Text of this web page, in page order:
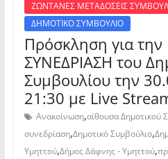
ΖΩΝΤΑΝΕΣ ΜΕΤΑΔΟΣΕΙΣ
ΔΗΜΟΤΙΚΟ ΣΥΜΒΟΥΛΙΟ
Πρόσκληση για
ΣΥΝΕΔΡΙΑΣΗ του
Συμβουλίου την
21:30 με Live
Ανακοίνωση,αίθουσα Δημοτικού
συνεδρίαση,Δημοτικό Συμβούλιο,
Υμηττού,Δήμος Δάφνης - Υμηττού,